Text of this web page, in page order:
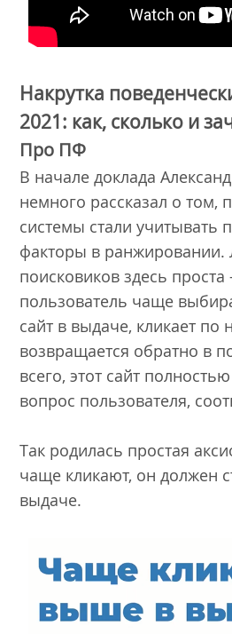
Накрутка
2021: как, сколько и
Про ПФ
В начале доклада
немного рассказал о том,
системы стали учитывать
факторы в ранжировании.
поисковиков здесь проста
пользователь чаще
сайт в выдаче, кликает по
возвращается обратно в
всего, этот сайт
вопрос пользователя,
Так родилась простая
чаще кликают, он должен
выдаче.